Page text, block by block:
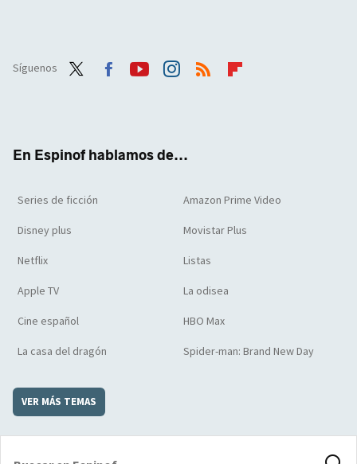
Síguenos
En Espinof hablamos de...
Series de ficción Amazon Prime Video
Disney plus Movistar Plus
Netflix Listas
Apple TV La odisea
Cine español HBO Max
La casa del dragón Spider-man: Brand New Day
VER MÁS TEMAS